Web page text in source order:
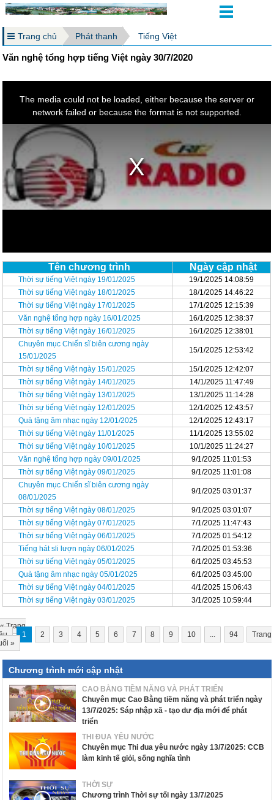
Trang chủ Phát thanh Tiếng Việt
Văn nghệ tổng hợp tiếng Việt ngày 30/7/2020
Tên chương trình Ngày cập nhật
Thời sự tiếng Việt ngày 19/01/2025
19/1/2025 14:08:59
Thời sự tiếng Việt ngày 18/01/2025
18/1/2025 14:46:22
Thời sự tiếng Việt ngày 17/01/2025
17/1/2025 12:15:39
Văn nghệ tổng hợp ngày 16/01/2025
16/1/2025 12:38:37
Thời sự tiếng Việt ngày 16/01/2025
16/1/2025 12:38:01
Chuyên mục Chiến sĩ biên cương ngày
15/01/2025
15/1/2025 12:53:42
Thời sự tiếng Việt ngày 15/01/2025
15/1/2025 12:42:07
Thời sự tiếng Việt ngày 14/01/2025
14/1/2025 11:47:49
Thời sự tiếng Việt ngày 13/01/2025
13/1/2025 11:14:28
Thời sự tiếng Việt ngày 12/01/2025
12/1/2025 12:43:57
Quà tặng âm nhạc ngày 12/01/2025
12/1/2025 12:43:17
Thời sự tiếng Việt ngày 11/01/2025
11/1/2025 13:55:02
Thời sự tiếng Việt ngày 10/01/2025
10/1/2025 11:24:27
Văn nghệ tổng hợp ngày 09/01/2025
9/1/2025 11:01:53
Thời sự tiếng Việt ngày 09/01/2025
9/1/2025 11:01:08
Chuyên mục Chiến sĩ biên cương ngày
08/01/2025
9/1/2025 03:01:37
Thời sự tiếng Việt ngày 08/01/2025
9/1/2025 03:01:07
Thời sự tiếng Việt ngày 07/01/2025
7/1/2025 11:47:43
Thời sự tiếng Việt ngày 06/01/2025
7/1/2025 01:54:12
Tiếng hát sli lượn ngày 06/01/2025
7/1/2025 01:53:36
Thời sự tiếng Việt ngày 05/01/2025
6/1/2025 03:45:53
Quà tặng âm nhạc ngày 05/01/2025
6/1/2025 03:45:00
Thời sự tiếng Việt ngày 04/01/2025
4/1/2025 15:06:43
Thời sự tiếng Việt ngày 03/01/2025
3/1/2025 10:59:44
«Trang
1 2 3 4 5 6 7 8 9 10 ... 94
Trang
»
Chương trình mới cập nhật
CAO BẰNG TIỀM NĂNG VÀ PHÁT TRIỂN
Chuyên mục Cao Bằng tiềm năng và phát triển ngày
13/7/2025: Sáp nhập xã - tạo dư địa mới để phát
triển
THI ĐUA YÊU NƯỚC
Chuyên mục Thi đua yêu nước ngày 13/7/2025: CCB
làm kinh tế giỏi, sống nghĩa tình
THỜI SỰ
Chương trình Thời sự tối ngày 13/7/2025